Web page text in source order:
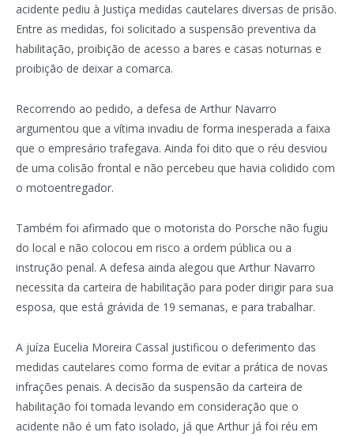
acidente pediu à Justiça medidas cautelares diversas de prisão.
Entre as medidas, foi solicitado a suspensão preventiva da
habilitação, proibição de acesso a bares e casas noturnas e
proibição de deixar a comarca.
Recorrendo ao pedido, a defesa de Arthur Navarro
argumentou que a vítima invadiu de forma inesperada a faixa
que o empresário trafegava. Ainda foi dito que o réu desviou
de uma colisão frontal e não percebeu que havia colidido com
o motoentregador.
Também foi afirmado que o motorista do Porsche não fugiu
do local e não colocou em risco a ordem pública ou a
instrução penal. A defesa ainda alegou que Arthur Navarro
necessita da carteira de habilitação para poder dirigir para sua
esposa, que está grávida de 19 semanas, e para trabalhar.
A juíza Eucelia Moreira Cassal justificou o deferimento das
medidas cautelares como forma de evitar a prática de novas
infrações penais. A decisão da suspensão da carteira de
habilitação foi tomada levando em consideração que o
acidente não é um fato isolado, já que Arthur já foi réu em